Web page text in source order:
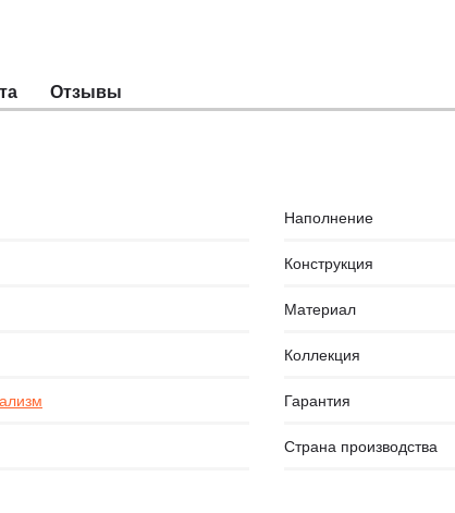
Отзывы
Наполнение
Конструкция
Материал
Коллекция
Гарантия
Страна производства